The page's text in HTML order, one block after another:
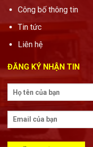
Công bố thông tin
Tin tức
Liên hệ
ĐĂNG KÝ NHẬN TIN